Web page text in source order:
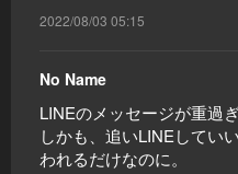
2022/08/03 05:15
No Name
LINEのメッセージが重過ぎ
しかも、追いLINEしてい
われるだけなのに。